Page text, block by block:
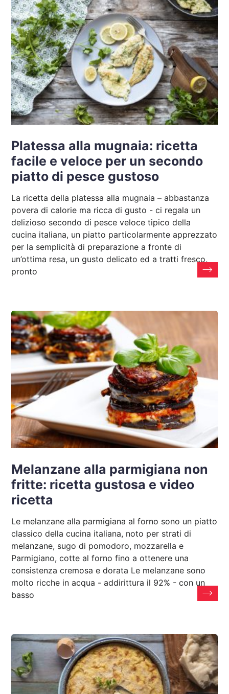
Platessa alla mugnaia: ricetta
facile e veloce per un secondo
piatto di pesce gustoso
La ricetta della platessa alla mugnaia – abbastanza
povera di calorie ma ricca di gusto - ci regala un
delizioso secondo di pesce veloce tipico della
cucina italiana, un piatto particolarmente apprezzato
per la semplicità di preparazione a fronte di
un’ottima resa, un gusto delicato ed a tratti fresco,
pronto
Melanzane alla parmigiana non
fritte: ricetta gustosa e video
ricetta
Le melanzane alla parmigiana al forno sono un piatto
classico della cucina italiana, noto per strati di
melanzane, sugo di pomodoro, mozzarella e
Parmigiano, cotte al forno fino a ottenere una
consistenza cremosa e dorata Le melanzane sono
molto ricche in acqua - addirittura il 92% - con un
basso